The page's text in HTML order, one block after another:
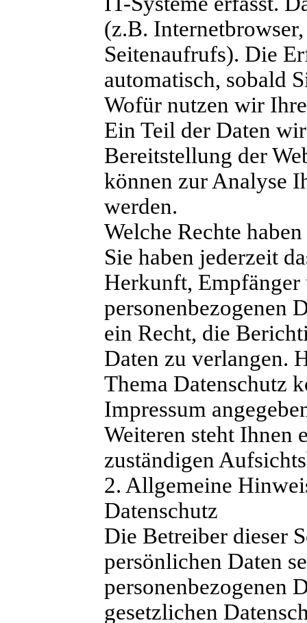
(z.B.
Seitenaufrufs). Die
automatisch, sobald
Wofür nutzen wir
Ein Teil der Daten
Bereitstellung der
können zur Analyse
werden.
Welche Rechte
Sie haben jederzeit
Herkunft, Empfänger
personenbezogenen
ein Recht, die
Daten zu verlangen.
Thema Datenschutz
Impressum
Weiteren steht Ihnen
zuständigen
2. Allgemeine
Datenschutz
Die Betreiber dieser
persönlichen Daten
personenbezogenen
gesetzlichen